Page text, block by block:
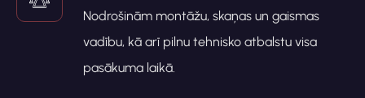
Nodrošinām montāžu, skaņas un gaismas
vadību, kā arī pilnu tehnisko atbalstu visa
pasākuma laikā.